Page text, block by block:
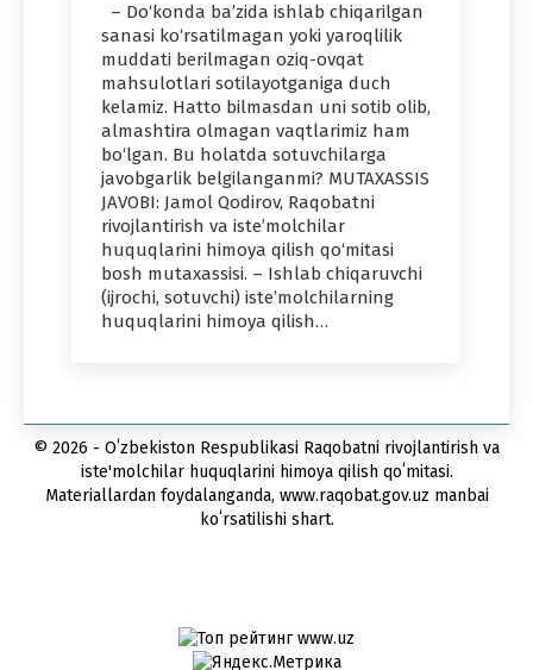
– Do‘konda ba’zida ishlab chiqarilgan
sanasi ko‘rsatilmagan yoki yaroqlilik
muddati berilmagan oziq-ovqat
mahsulotlari sotilayotganiga duch
kelamiz. Hatto bilmasdan uni sotib olib,
almashtira olmagan vaqtlarimiz ham
bo‘lgan. Bu holatda sotuvchilarga
javobgarlik belgilanganmi? MUTAXASSIS
JAVOBI: Jamol Qodirov, Raqobatni
rivojlantirish va iste’molchilar
huquqlarini himoya qilish qo‘mitasi
bosh mutaxassisi. – Ishlab chiqaruvchi
(ijrochi, sotuvchi) iste’molchilarning
huquqlarini himoya qilish…
© 2026 - Oʻzbekiston Respublikasi Raqobatni rivojlantirish va
iste'molchilar huquqlarini himoya qilish qoʻmitasi.
Materiallardan foydalanganda, www.raqobat.gov.uz manbai
koʻrsatilishi shart.